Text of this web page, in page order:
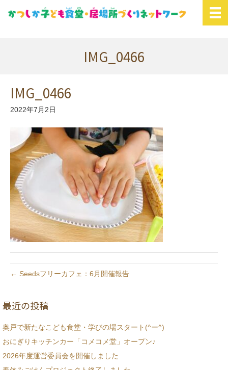
IMG_0466
IMG_0466
2022年7月2日
← Seedsフリーカフェ：6月開催報告
最近の投稿
奥戸で新たなこども食堂・学びの場スタート(^ー^)
おにぎりキッチンカー「コメコメ堂」オープン♪
2026年度運営委員会を開催しました